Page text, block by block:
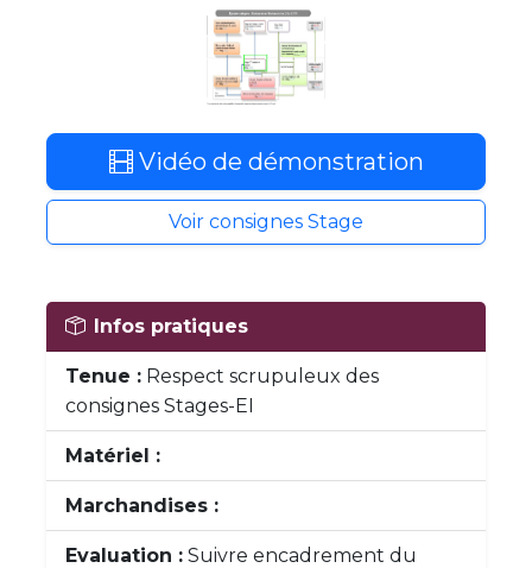
Vidéo de démonstration
Voir consignes Stage
Infos pratiques
Tenue : Respect scrupuleux des
consignes Stages-EI
Matériel :
Marchandises :
Evaluation : Suivre encadrement du